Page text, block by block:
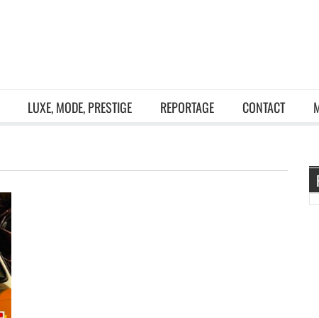
LUXE, MODE, PRESTIGE REPORTAGE CONTACT